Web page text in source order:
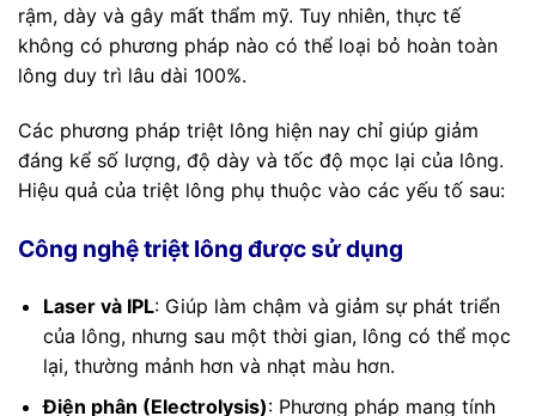
rậm, dày và gây mất thẩm mỹ. Tuy nhiên, thực tế
không có phương pháp nào có thể loại bỏ hoàn toàn
lông duy trì lâu dài 100%.
Các phương pháp triệt lông hiện nay chỉ giúp giảm
đáng kể số lượng, độ dày và tốc độ mọc lại của lông.
Hiệu quả của triệt lông phụ thuộc vào các yếu tố sau:
Công nghệ triệt lông được sử dụng
Laser và IPL: Giúp làm chậm và giảm sự phát triển
của lông, nhưng sau một thời gian, lông có thể mọc
lại, thường mảnh hơn và nhạt màu hơn.
Điện phân (Electrolysis): Phương pháp mang tính